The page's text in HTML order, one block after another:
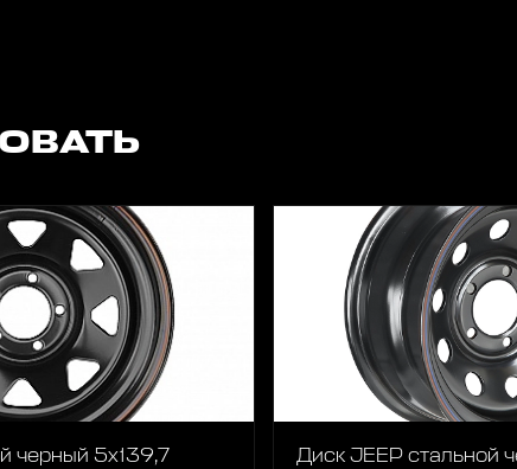
черный 5x139,7
Диск JEEP стальной